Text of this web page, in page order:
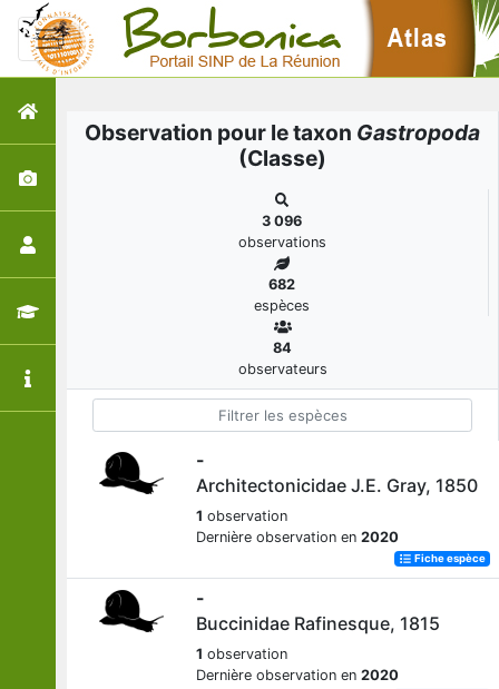
Observation pour le taxon Gastropoda
(Classe)
3 096
observations
682
espèces
84
observateurs
-
Architectonicidae J.E. Gray, 1850
1 observation
Dernière observation en 2020
Fiche espèce
-
Buccinidae Rafinesque, 1815
1 observation
Dernière observation en 2020